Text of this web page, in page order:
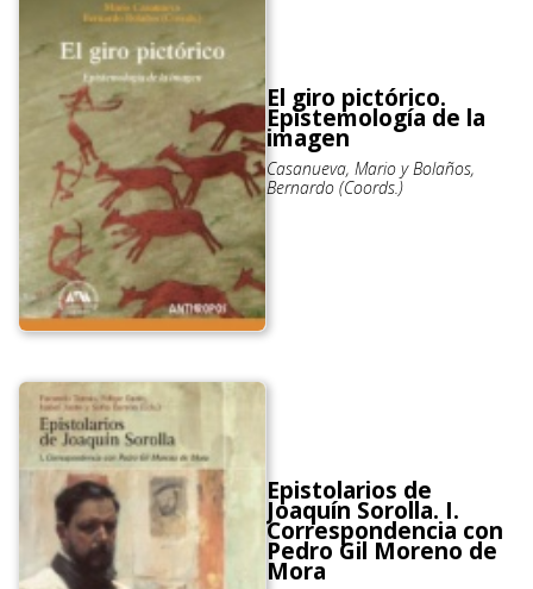
El giro pictórico.
Epistemología de la
imagen
Casanueva, Mario y Bolaños,
Bernardo (Coords.)
Epistolarios de
Joaquín Sorolla. I.
Correspondencia con
Pedro Gil Moreno de
Mora